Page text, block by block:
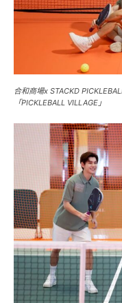
合和商場x STACKD
「PICKLEBALL VILLAGE」